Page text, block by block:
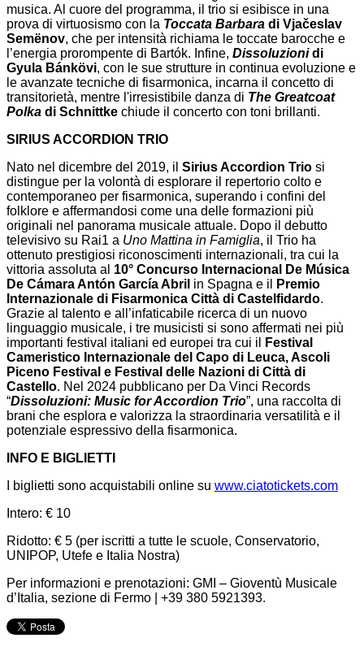
musica. Al cuore del programma, il trio si esibisce in una
prova di virtuosismo con la Toccata Barbara di Vjačeslav
Semënov, che per intensità richiama le toccate barocche e
l’energia prorompente di Bartók. Infine, Dissoluzionidi
Gyula Bánkövi, con le sue strutture in continua evoluzione e
le avanzate tecniche di fisarmonica, incarna il concetto di
transitorietà, mentre l'irresistibile danza di The Greatcoat
Polka di Schnittke chiude il concerto con toni brillanti.
SIRIUS ACCORDION TRIO
Nato nel dicembre del 2019, il Sirius Accordion Trio si
distingue per la volontà di esplorare il repertorio colto e
contemporaneo per fisarmonica, superando i confini del
folklore e affermandosi come una delle formazioni più
originali nel panorama musicale attuale. Dopo il debutto
televisivo su Rai1 a Uno Mattina in Famiglia, il Trio ha
ottenuto prestigiosi riconoscimenti internazionali, tra cui la
vittoria assoluta al 10° Concurso Internacional De Música
De Cámara Antón García Abril in Spagna e il
Premio
Internazionale di Fisarmonica Città di Castelfidardo.
Grazie al talento e all’infaticabile ricerca di un nuovo
linguaggio musicale, i tre musicisti si sono affermati nei più
importanti festival italiani ed europei tra cui il
Festival
Cameristico Internazionale del Capo di Leuca, Ascoli
Piceno Festival e Festival delle Nazioni di Città di
Castello. Nel 2024 pubblicano per Da Vinci Records
“Dissoluzioni: Music for Accordion Trio”, una raccolta di
brani che esplora e valorizza la straordinaria versatilità e il
potenziale espressivo della fisarmonica.
INFO E BIGLIETTI
I biglietti sono acquistabili online su www.ciatotickets.com
Intero: € 10
Ridotto: € 5 (per iscritti a tutte le scuole, Conservatorio,
UNIPOP, Utefe e Italia Nostra)
Per informazioni e prenotazioni: GMI – Gioventù Musicale
d’Italia, sezione di Fermo | +39 380 5921393.